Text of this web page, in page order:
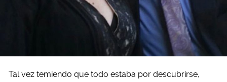
Tal vez temiendo que todo estaba por descubrirse,